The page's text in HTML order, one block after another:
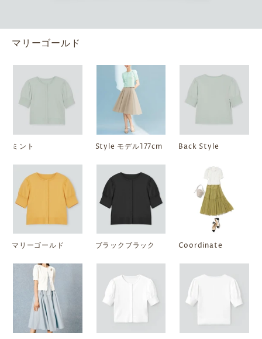
マリーゴールド
ミント Style モデル177cm Back Style
マリーゴールド ブラックブラック Coordinate